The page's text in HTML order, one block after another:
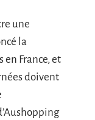
une
la
France, et
doivent